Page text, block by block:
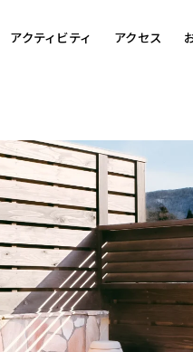
アクティビティ アクセス